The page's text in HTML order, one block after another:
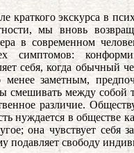
краткого экскурса в
мы вновь
в современном
симптомов:
себя, когда обычный
заметным,
смешивать между собой
различие.
нуждается в обществе
она чувствует себя
подавляет свободу